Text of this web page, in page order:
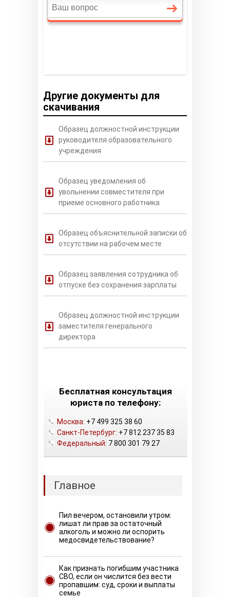
Другие документы для
скачивания
Образец должностной инструкции
руководителя образовательного
учреждения
Образец уведомления об
увольнении совместителя при
приеме основного работника
Образец объяснительной записки об
отсутствии на рабочем месте
Образец заявления сотрудника об
отпуске без сохранения зарплаты
Образец должностной инструкции
заместителя генерального
директора
Бесплатная консультация
юриста по телефону:
Москва: +7 499 325 38 60
Санкт-Петербург: +7 812 237 35 83
Федеральный: 7 800 301 79 27
Главное
Пил вечером, остановили утром:
лишат ли прав за остаточный
алкоголь и можно ли оспорить
медосвидетельствование?
Как признать погибшим участника
СВО, если он числится без вести
пропавшим: суд, сроки и выплаты
семье